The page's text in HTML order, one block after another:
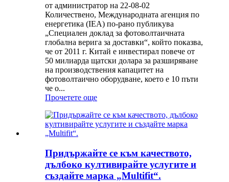
от администратор на 22-08-02
Количествено, Международната агенция по
енергетика (IEA) по-рано публикува
„Специален доклад за фотоволтаичната
глобална верига за доставки“, който показва,
че от 2011 г. Китай е инвестирал повече от
50 милиарда щатски долара за разширяване
на производствения капацитет на
фотоволтаично оборудване, което е 10 пъти
че о...
Прочетете още
Придържайте се към качеството,
дълбоко култивирайте услугите и
създайте марка „Multifit“.